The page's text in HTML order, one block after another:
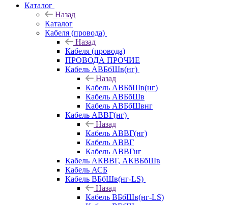
Каталог
Назад
Каталог
Кабеля (провода)
Назад
Кабеля (провода)
ПРОВОДА ПРОЧИЕ
Кабель АВБбШв(нг)
Назад
Кабель АВБбШв(нг)
Кабель АВБбШв
Кабель АВБбШвнг
Кабель АВВГ(нг)
Назад
Кабель АВВГ(нг)
Кабель АВВГ
Кабель АВВГнг
Кабель АКВВГ, АКВБбШв
Кабель АСБ
Кабель ВБбШв(нг-LS)
Назад
Кабель ВБбШв(нг-LS)